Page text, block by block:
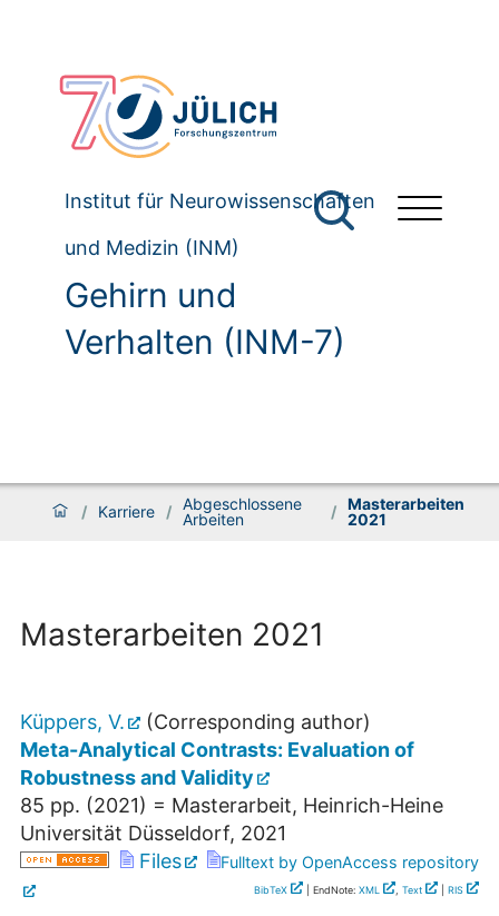
Institut für Neurowissenschaften
und Medizin (INM)
Gehirn und
Verhalten (INM-7)
/ Karriere / Abgeschlossene
Arbeiten
/ Masterarbeiten
2021
Masterarbeiten 2021
Küppers, V.
(Corresponding author)
Meta-Analytical Contrasts: Evaluation of
Robustness and Validity
85 pp. (2021) = Masterarbeit, Heinrich-Heine
Universität Düsseldorf, 2021
Files
Fulltext by OpenAccess repository
BibTeX | EndNote: XML , Text RIS